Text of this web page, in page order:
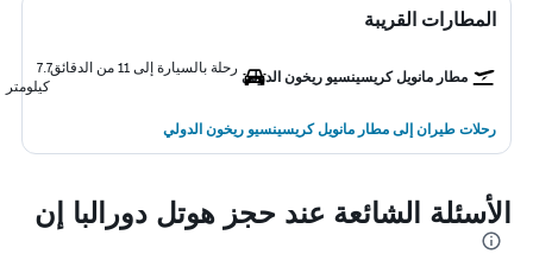
المطارات القريبة
مطار مانويل كريسينسيو ريخون الدولي
رحلة بالسيارة إلى 11 من الدقائق
7.7
كيلومتر
رحلات طيران إلى مطار مانويل كريسينسيو ريخون الدولي
الأسئلة الشائعة عند حجز هوتل دورالبا إن